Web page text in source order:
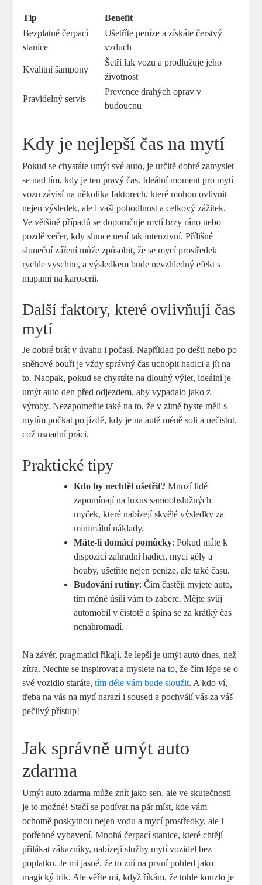
Tip
Benefit
Bezplatné čerpací
stanice
Ušetříte peníze a získáte čerstvý
vzduch
Kvalitní šampony
Šetří lak vozu a prodlužuje jeho
životnost
Pravidelný servis
Prevence drahých oprav v
budoucnu
Kdy je nejlepší čas na mytí
Pokud se chystáte umýt své auto,​ je určitě ⁢dobré zamyslet
se nad tím, kdy je ten pravý ⁢čas. Ideální moment pro mytí
vozu závisí na několika faktorech, které mohou ovlivnit
‍nejen ⁤výsledek, ale i ​vaši pohodlnost​ a celkový zážitek.
⁣Ve ⁣většině případů se doporučuje mytí brzy ráno ⁤nebo
pozdě večer, kdy slunce není tak intenzivní. Přílišné​
sluneční záření může způsobit, že se mycí prostředek
rychle vyschne, a výsledkem bude nevzhledný efekt‍ s
mapami na karoserii.
Další faktory, které ovlivňují čas
mytí
Je dobré brát v úvahu i počasí. Například po dešti nebo po
sněhové bouři je vždy správný čas uchopit hadici a jít na
⁤to. ⁣Naopak, pokud⁤ se chystáte na dlouhý⁣ výlet, ideální je
umýt auto den před odjezdem, aby vypadalo jako ⁤z
výroby. Nezapomeňte také na to,​ že v zimě byste měli s
mytím počkat po jízdě, kdy je na ⁣autě méně soli a nečistot,
⁤což usnadní⁣ práci.
Praktické‍ tipy
Kdo by nechtěl ​ušetřit? Mnozí lidé
zapomínají​ na⁤ luxus samoobslužných
myček, které nabízejí skvělé výsledky za
minimální náklady.
Máte-li domácí pomůcky: Pokud máte k⁣
dispozici zahradní hadici, ‌mycí gély​ a
houby, ⁤ušetříte nejen⁢ peníze, ale také času.
Budování rutiny:‌ Čím častěji⁣ myjete auto,
tím méně ​úsilí vám to zabere. Mějte svůj
automobil v čistotě a špína se​ za krátký čas
nenahromadí.
Na ‍závěr, pragmatici⁢ říkají, že lepší je umýt ‍auto dnes,‌ než
zítra. Nechte se inspirovat a myslete na ⁤to, že ‍čím lépe se o
své vozidlo staráte,tím déle vám bude sloužit. ⁢A kdo‌ ví,
třeba na vás ‍na mytí narazí i⁣ soused a ⁤pochválí vás za váš
‍pečlivý přístup!
Jak správně umýt auto
zdarma
Umýt auto zdarma může ‍znít jako sen, ale ve skutečnosti
‍je to možné! Stačí se podívat na pár míst, ⁣kde vám
ochotně poskytnou nejen vodu a mycí prostředky, ale i
potřebné vybavení. Mnohá⁢ čerpací ⁣stanice, které chtějí
přilákat zákazníky, nabízejí služby mytí vozidel bez
poplatku. ⁢Je mi jasné, že to zní na první pohled jako
magický ⁤trik. Ale věřte mi, když říkám, že tohle kouzlo je